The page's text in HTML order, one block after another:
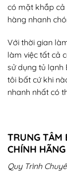
có mặt khắp cả
hàng nhanh
Với thời gian
làm việc tất cả
sử dụng tủ lạnh
tôi bất cứ khi
nhanh nhất có
TRUNG TÂM
CHÍNH HÃNG
Quy Trình